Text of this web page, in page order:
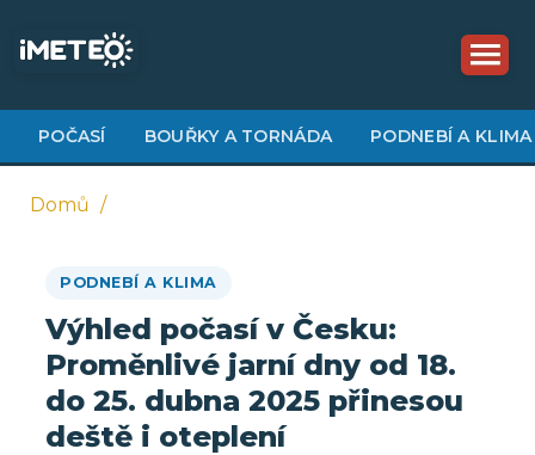
obsahu
POČASÍ BOUŘKY A TORNÁDA PODNEBÍ A KLIMA
navigace
Domů
PODNEBÍ A KLIMA
Výhled počasí v Česku:
Proměnlivé jarní dny od 18.
do 25. dubna 2025 přinesou
deště i oteplení